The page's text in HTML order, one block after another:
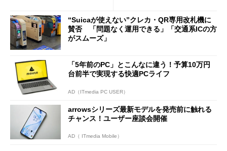
開催
“Suicaが使えない”クレカ・QR専用改札機に
賛否 「問題なく運用できる」「交通系ICの方
がスムーズ」
「5年前のPC」とこんなに違う！予算10万円
台前半で実現する快適PCライフ
AD（ITmedia PC USER）
arrowsシリーズ最新モデルを発売前に触れる
チャンス！ユーザー座談会開催
AD（ ITmedia Mobile）